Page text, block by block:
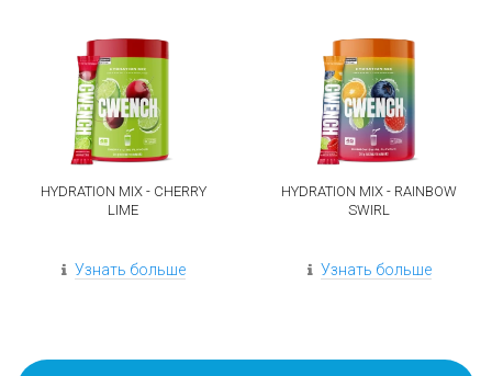
HYDRATION MIX - CHERRY
LIME
Узнать больше
HYDRATION MIX - RAINBOW
SWIRL
Узнать больше